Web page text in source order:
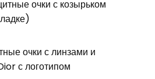
очки с линзами и
с логотипом